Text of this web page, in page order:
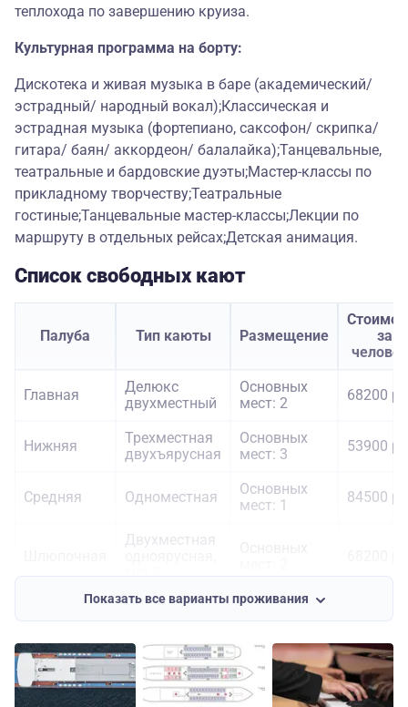
теплохода по завершению круиза.
Культурная программа на борту:
Дискотека и живая музыка в баре (академический/
эстрадный/ народный вокал);Классическая и
эстрадная музыка (фортепиано, саксофон/ скрипка/
гитара/ баян/ аккордеон/ балалайка);Танцевальные,
театральные и бардовские дуэты;Мастер-классы по
прикладному творчеству;Театральные
гостиные;Танцевальные мастер-классы;Лекции по
маршруту в отдельных рейсах;Детская анимация.
Список свободных кают
Палуба Тип каюты Размещение
за
Главная
Делюкс
двухместный
Основных
мест: 2
68200
Нижняя
Трехместная
двухъярусная
Основных
мест: 3
53900
Средняя Одноместная
Основных
мест: 1
84500
Двухместная
Показать все варианты проживания